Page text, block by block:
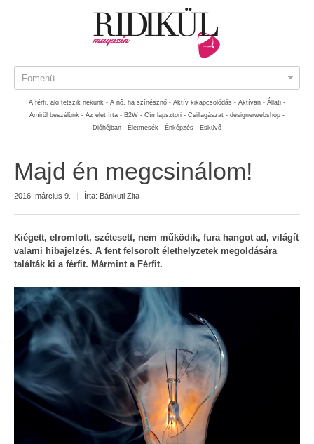
Fomenü
A férfi, aki tetszik nekünk - A nő, ha színésznő - Aktív kikapcsolódás - Aktívan - Állati -
Amiről beszélünk - Az élet írta - B2W - Címlapsztori - Csillagászat - designerwebshop -
Dióhéjban - Életmesék - Énképzés - Esküvő
Majd én megcsinálom!
2016. március 9. | Írta: Bánkuti Zita
Kiégett, elromlott, szétesett, nem működik, fura hangot ad, világít
valami hibajelzés. A fent felsorolt élethelyzetek megoldására
találták ki a férfit. Mármint a Férfit.